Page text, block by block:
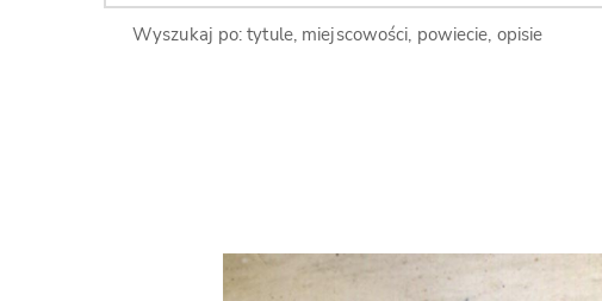
Wyszukaj po: tytule, miejscowości, powiecie, opisie